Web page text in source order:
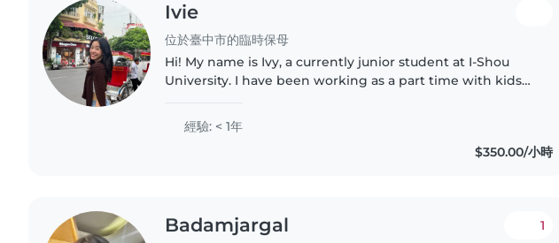
Ivie
位於臺中市的臨時保母
Hi! My name is Ivy, a currently junior student at I-Shou
University. I have been working as a part time with kids
Chinese. I’m..
經驗: < 1年
$350.00/小時
Badamjargal 1